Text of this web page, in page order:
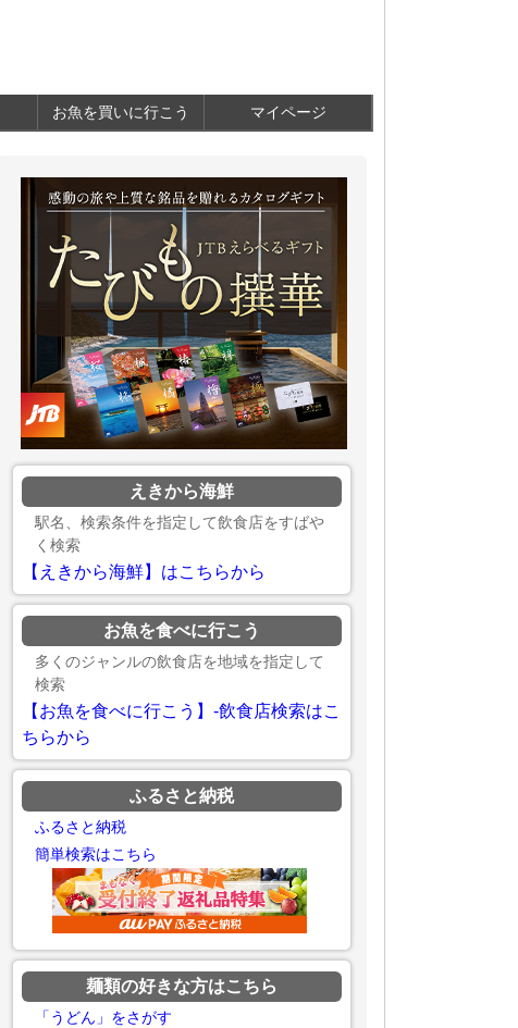
お魚を買いに行こう マイページ
えきから海鮮
駅名、検索条件を指定して飲食店をすばや
く検索
【えきから海鮮】はこちらから
お魚を食べに行こう
多くのジャンルの飲食店を地域を指定して
検索
【お魚を食べに行こう】-飲食店検索はこ
ちらから
ふるさと納税
ふるさと納税
簡単検索はこちら
麺類の好きな方はこちら
「うどん」をさがす